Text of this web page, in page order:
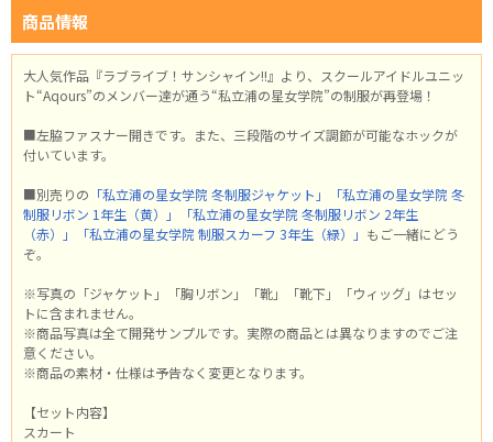
商品情報
大人気作品『ラブライブ！サンシャイン!!』より、スクールアイドルユニッ
ト“Aqours”のメンバー達が通う“私立浦の星女学院”の制服が再登場！
■左脇ファスナー開きです。また、三段階のサイズ調節が可能なホックが
付いています。
■別売りの 「私立浦の星女学院 冬制服ジャケット」
「私立浦の星女学院 冬
制服リボン 1年生（黄）」
「私立浦の星女学院 冬制服リボン 2年生
（赤）」
「私立浦の星女学院 制服スカーフ 3年生（緑）」 もご一緒にどう
ぞ。
※写真の「ジャケット」「胸リボン」「靴」「靴下」「ウィッグ」はセッ
トに含まれません。
※商品写真は全て開発サンプルです。実際の商品とは異なりますのでご注
意ください。
※商品の素材・仕様は予告なく変更となります。
【セット内容】
スカート